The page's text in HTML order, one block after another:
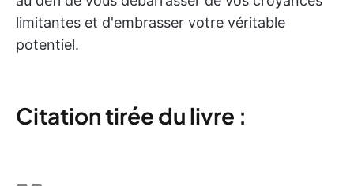
limitantes et d'embrasser votre véritable
potentiel.
Citation tirée du livre :